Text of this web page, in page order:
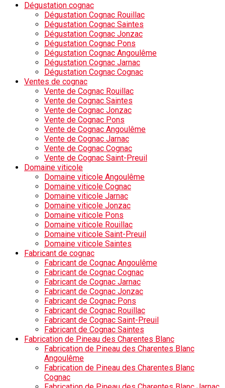
Dégustation cognac
Dégustation Cognac Rouillac
Dégustation Cognac Saintes
Dégustation Cognac Jonzac
Dégustation Cognac Pons
Dégustation Cognac Angoulême
Dégustation Cognac Jarnac
Dégustation Cognac Cognac
Ventes de cognac
Vente de Cognac Rouillac
Vente de Cognac Saintes
Vente de Cognac Jonzac
Vente de Cognac Pons
Vente de Cognac Angoulême
Vente de Cognac Jarnac
Vente de Cognac Cognac
Vente de Cognac Saint-Preuil
Domaine viticole
Domaine viticole Angoulême
Domaine viticole Cognac
Domaine viticole Jarnac
Domaine viticole Jonzac
Domaine viticole Pons
Domaine viticole Rouillac
Domaine viticole Saint-Preuil
Domaine viticole Saintes
Fabricant de cognac
Fabricant de Cognac Angoulême
Fabricant de Cognac Cognac
Fabricant de Cognac Jarnac
Fabricant de Cognac Jonzac
Fabricant de Cognac Pons
Fabricant de Cognac Rouillac
Fabricant de Cognac Saint-Preuil
Fabricant de Cognac Saintes
Fabrication de Pineau des Charentes Blanc
Fabrication de Pineau des Charentes Blanc
Angoulême
Fabrication de Pineau des Charentes Blanc
Cognac